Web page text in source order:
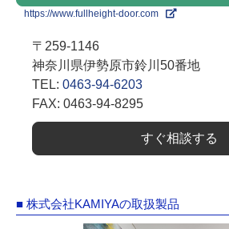
https://www.fullheight-door.com
〒259-1146
神奈川県伊勢原市鈴川50番地
TEL: 0463-94-6203
FAX: 0463-94-8295
すぐ相談する
■ 株式会社KAMIYAの取扱製品